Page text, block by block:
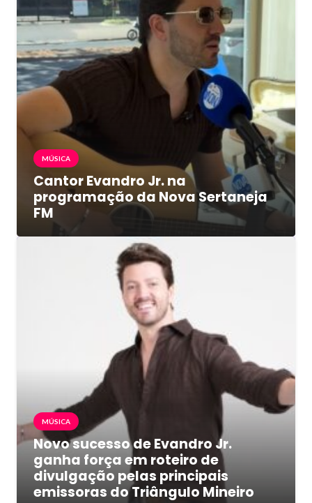
MÚSICA
Cantor Evandro Jr. na
programação da Nova Sertaneja
FM
MÚSICA
Novo sucesso de Evandro Jr.
ganha força em roteiro de
divulgação pelas principais
emissoras do Triângulo Mineiro